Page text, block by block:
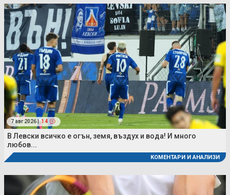
7 авг 2026 | 14
В Левски всичко е огън, земя, въздух и вода! И много
любов...
КОМЕНТАРИ И АНАЛИЗИ